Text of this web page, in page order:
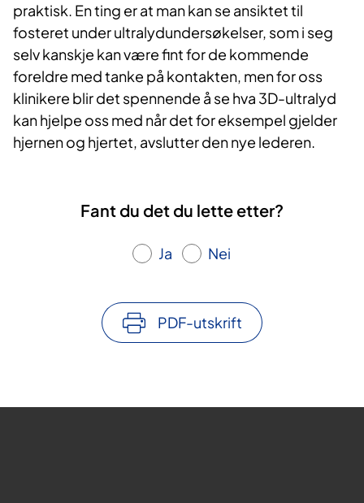
praktisk. En ting er at man kan se ansiktet til
fosteret under ultralydundersøkelser, som i seg
selv kanskje kan være fint for de kommende
foreldre med tanke på kontakten, men for oss
klinikere blir det spennende å se hva 3D-ultralyd
kan hjelpe oss med når det for eksempel gjelder
hjernen og hjertet, avslutter den nye lederen.​
Fant du det du lette etter?
Ja Nei
PDF-utskrift